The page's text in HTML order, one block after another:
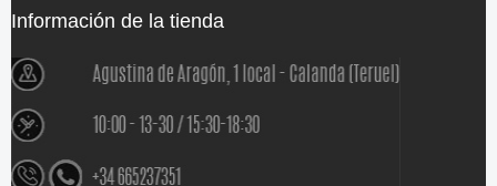
Información de la tienda